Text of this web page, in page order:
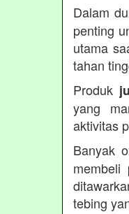
Dalam
penting
utama
tahan
Produk
yang
aktivitas
Banyak
membeli
tebing